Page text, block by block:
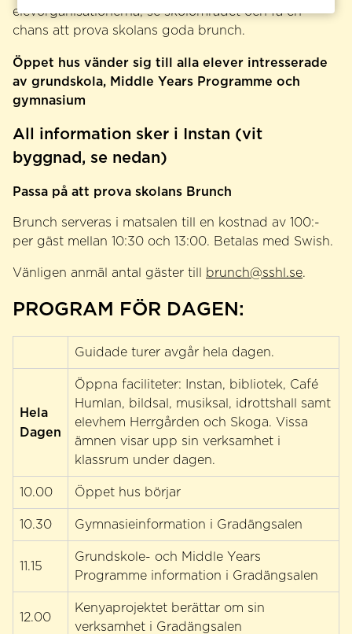
elevorganisationerna, se skolområdet och få en
chans att prova skolans goda brunch.
Öppet hus vänder sig till alla elever intresserade
av grundskola, Middle Years Programme och
gymnasium
All information sker i Instan (vit
byggnad, se nedan)
Passa på att prova skolans Brunch
Brunch serveras i matsalen till en kostnad av 100:-
per gäst mellan 10:30 och 13:00. Betalas med Swish.
Vänligen anmäl antal gäster till brunch@sshl.se.
PROGRAM FÖR DAGEN:
Guidade turer avgår hela dagen.
Hela
Dagen
Öppna faciliteter: Instan, bibliotek, Café
Humlan, bildsal, musiksal, idrottshall samt
elevhem Herrgården och Skoga. Vissa
ämnen visar upp sin verksamhet i
klassrum under dagen.
10.00 Öppet hus börjar
10.30 Gymnasieinformation i Gradängsalen
11.15
Grundskole- och Middle Years
Programme information i Gradängsalen
12.00
Kenyaprojektet berättar om sin
verksamhet i Gradängsalen